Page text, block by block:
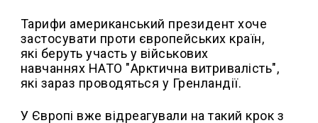
Тарифи американський президент хоче
застосувати проти європейських країн,
які беруть участь у військових
навчаннях НАТО "Арктична витривалість",
які зараз проводяться у Гренландії.
У Європі вже відреагували на такий крок з